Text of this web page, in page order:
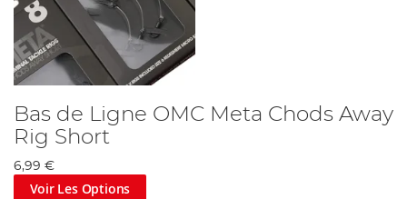
Bas de Ligne OMC Meta Chods Away
Rig Short
6,99 €
Voir Les Options